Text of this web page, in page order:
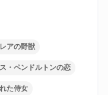
アの野獣
・ペンドルトンの恋
た侍女